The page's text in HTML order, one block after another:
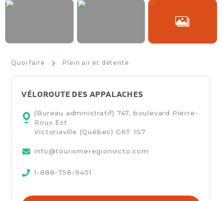
Quoi faire >
Plein air et détente
VÉLOROUTE DES APPALACHES
(Bureau administratif) 747, boulevard Pierre-
Roux Est
Victoriaville (Québec) G6T 1S7
info@tourismeregionvicto.com
1-888-758-9451